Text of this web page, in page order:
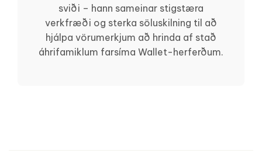
sviði – hann sameinar stigstæra
verkfræði og sterka söluskilning til að
hjálpa vörumerkjum að hrinda af stað
áhrifamiklum farsíma Wallet-herferðum.